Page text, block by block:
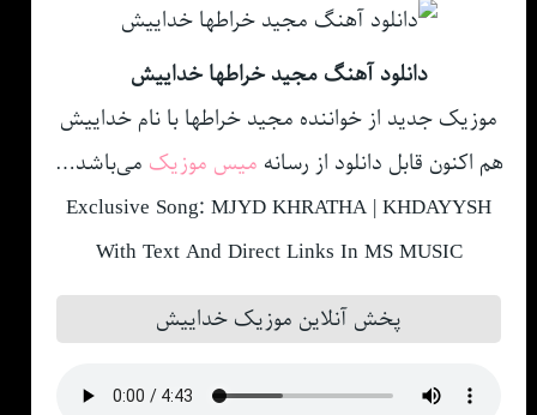
دانلود آهنگ مجید خراطها خداییش
موزیک جدید از خواننده مجید خراطها با نام خداییش
هم اکنون قابل دانلود از رسانه میس موزیک می‌باشد…
Exclusive Song: MJYD KHRATHA | KHDAYYSH
With Text And Direct Links In MS MUSIC
پخش آنلاین موزیک خداییش